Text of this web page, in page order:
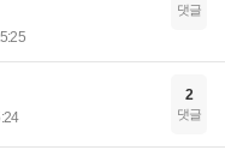
댓글
2
댓글